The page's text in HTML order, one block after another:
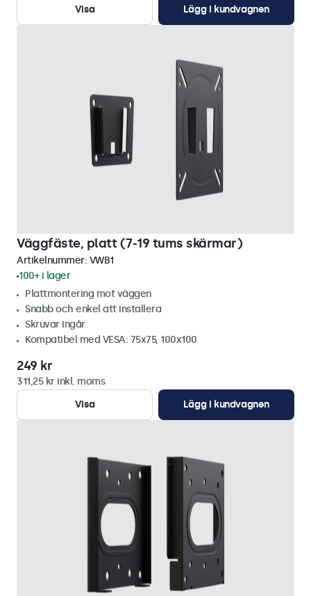
Visa Lägg i kundvagnen
Väggfäste, platt (7-19 tums skärmar)
Artikelnummer: VWB1
100+ i lager
Plattmontering mot väggen
Snabb och enkel att installera
Skruvar ingår
Kompatibel med VESA: 75x75, 100x100
249 kr
311,25 kr inkl. moms
Visa
Lägg i kundvagnen